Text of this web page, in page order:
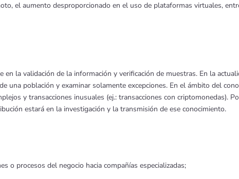
el aumento desproporcionado en el uso de plataformas virtuales,
la validación de la información y verificación de muestras. En la
una población y examinar solamente excepciones. En el ámbito del
y transacciones inusuales (ej.: transacciones con criptomonedas).
estará en la investigación y la transmisión de ese conocimiento.
o procesos del negocio hacia compañías especializadas;